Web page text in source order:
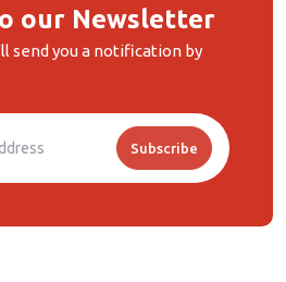
our Newsletter
send you a notification by
Subscribe